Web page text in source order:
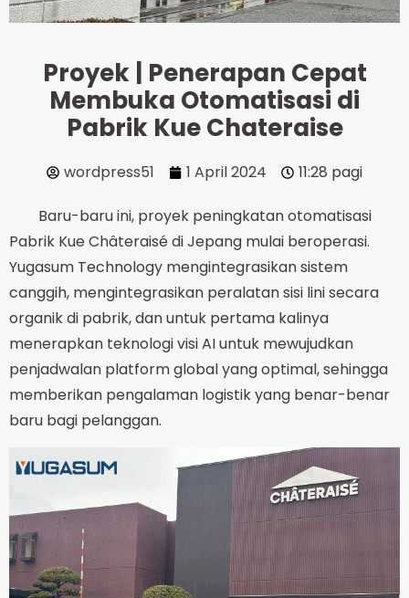
Proyek | Penerapan Cepat
Membuka Otomatisasi di
Pabrik Kue Chateraise
wordpress51 1 April 2024 11:28 pagi
Baru-baru ini, proyek peningkatan otomatisasi
Pabrik Kue Châteraisé di Jepang mulai beroperasi.
Yugasum Technology mengintegrasikan sistem
canggih, mengintegrasikan peralatan sisi lini secara
organik di pabrik, dan untuk pertama kalinya
menerapkan teknologi visi AI untuk mewujudkan
penjadwalan platform global yang optimal, sehingga
memberikan pengalaman logistik yang benar-benar
baru bagi pelanggan.